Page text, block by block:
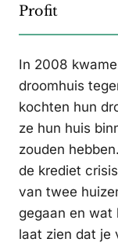
Profit
In 2008
droomhuis
kochten hun
ze hun huis
zouden
de krediet
van twee
gegaan en wat
laat zien dat je